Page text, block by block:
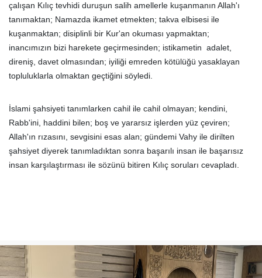
çalışan Kılıç tevhidi duruşun salih amellerle kuşanmanın Allah'ı
tanımaktan; Namazda ikamet etmekten; takva elbisesi ile
kuşanmaktan; disiplinli bir Kur'an okuması yapmaktan;
inancımızın bizi harekete geçirmesinden; istikametin adalet,
direniş, davet olmasından; iyiliği emreden kötülüğü yasaklayan
topluluklarla olmaktan geçtiğini söyledi.
İslami şahsiyeti tanımlarken cahil ile cahil olmayan; kendini,
Rabb'ini, haddini bilen; boş ve yararsız işlerden yüz çeviren;
Allah'ın rızasını, sevgisini esas alan; gündemi Vahy ile dirilten
şahsiyet diyerek tanımladıktan sonra başarılı insan ile başarısız
insan karşılaştırması ile sözünü bitiren Kılıç soruları cevapladı.